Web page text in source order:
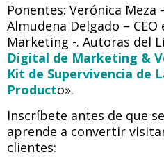
Ponentes: Verónica Meza
Almudena Delgado – CEO
Marketing -. Autoras del
Digital de Marketing &
Kit de Supervivencia de
Producto».
Inscríbete antes de que
aprende a convertir
clientes: